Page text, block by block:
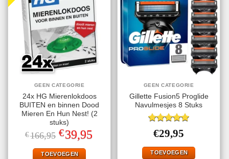
GEEN CATEGORIE
24x HG Mierenlokdoos
BUITEN en binnen Dood
Mieren En Hun Nest! (2
stuks)
€166,95 Oorspronkelijke
prijs
was:
€166,95.
€39,95
TOEVOEGEN
GEEN CATEGORIE
Gillette Fusion5 Proglide
Navulmesjes 8 Stuks
Gewaardeerd
5.00uit 5
€29,95
TOEVOEGEN